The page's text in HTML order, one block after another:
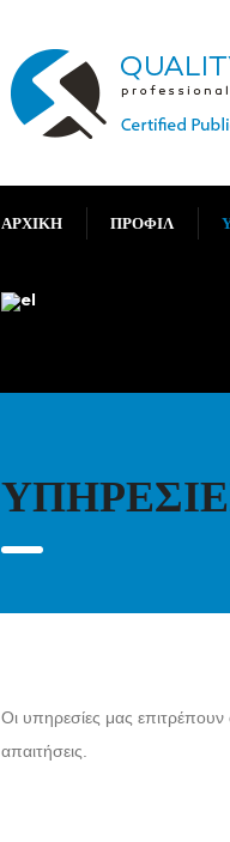
ΑΡΧΙΚΗ ΠΡΟΦΙΛ
Οι υπηρεσίες μας
απαιτήσεις.